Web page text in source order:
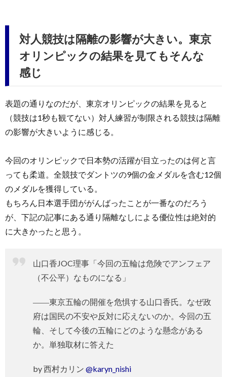
対人競技は隔離の影響が大きい。東京
オリンピックの結果を見てもそんな
感じ
表題の通りなのだが、東京オリンピックの結果を見ると
（競技は1秒も観てない）対人練習が制限される競技は隔離
の影響が大きいように感じる。
今回のオリンピックで日本勢の活躍が目立ったのは何と言
っても柔道。全競技でダントツの9個の金メダルを含む12個
のメダルを獲得している。
もちろん日本選手団ががんばったことが一番なのだろう
が、下記の記事にある通り隔離なしによる優位性は絶対的
に大きかったと思う。
山口香JOC理事「今回の五輪は危険でアンフェア
（不公平）なものになる」
――東京五輪の開催を危惧する山口香氏。なぜ政
府は国民の不安や反対に応えないのか。今回の五
輪、そして今後の五輪にどのような懸念がある
か。単独取材に答えた
by 西村カリン @karyn_nishi